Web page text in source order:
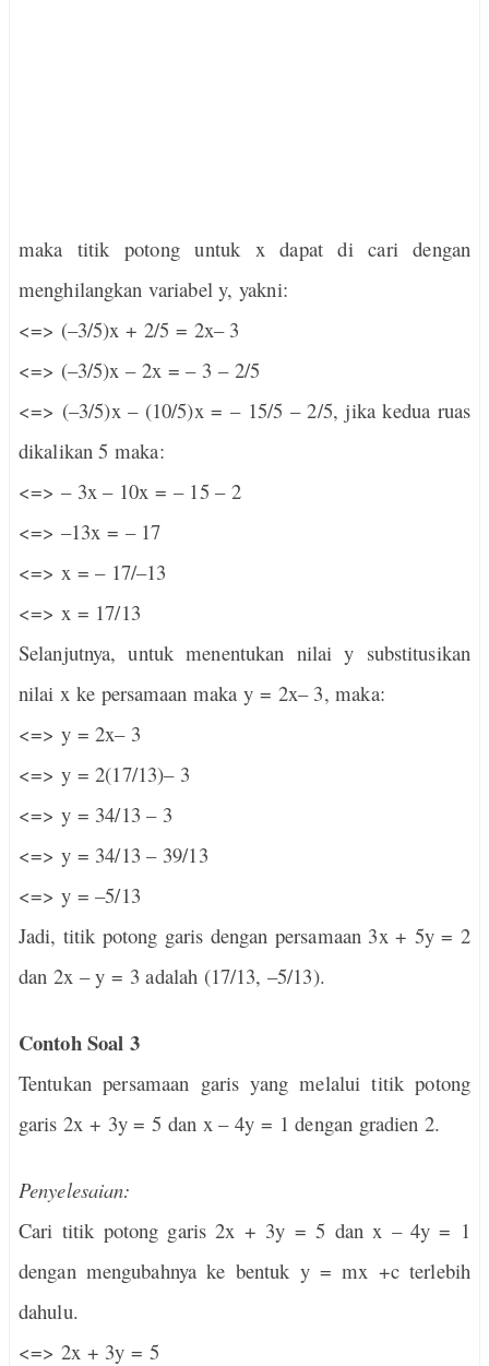
maka titik potong untuk x dapat di cari dengan
menghilangkan variabel y, yakni:
<=> (–3/5)x + 2/5 = 2x– 3
<=> (–3/5)x – 2x = – 3 – 2/5
<=> (–3/5)x – (10/5)x = – 15/5 – 2/5, jika kedua ruas
dikalikan 5 maka:
<=> – 3x – 10x = – 15 – 2
<=> –13x = – 17
<=> x = – 17/–13
<=> x = 17/13
Selanjutnya, untuk menentukan nilai y substitusikan
nilai x ke persamaan maka y = 2x– 3, maka:
<=> y = 2x– 3
<=> y = 2(17/13)– 3
<=> y = 34/13 – 3
<=> y = 34/13 – 39/13
<=> y = –5/13
Jadi, titik potong garis dengan persamaan 3x + 5y = 2
dan 2x – y = 3 adalah (17/13, –5/13).
Contoh Soal 3
Tentukan persamaan garis yang melalui titik potong
garis 2x + 3y = 5 dan x – 4y = 1 dengan gradien 2.
Penyelesaian:
Cari titik potong garis 2x + 3y = 5 dan x – 4y = 1
dengan mengubahnya ke bentuk y = mx +c terlebih
dahulu.
<=> 2x + 3y = 5